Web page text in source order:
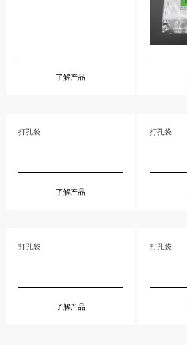
了解产品
打孔袋
了解产品
打孔袋
打孔袋
了解产品
打孔袋